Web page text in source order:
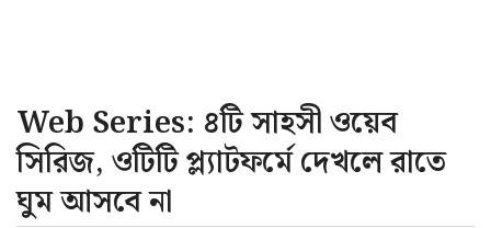
Web Series: ৪টি সাহসী ওয়েব
সিরিজ, ওটিটি প্ল্যাটফর্মে দেখলে রাতে
ঘুম আসবে না